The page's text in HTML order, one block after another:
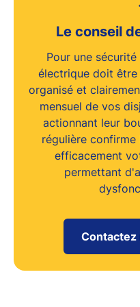
Le conseil
Pour une
électrique doit être
organisé et
mensuel de vos
actionnant leur
régulière
efficacement
permettant